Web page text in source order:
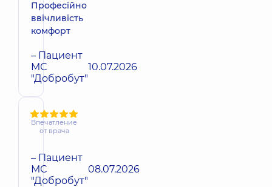
Професійно
ввічливість
комфорт
– Пациент
МС
"Добробут"
10.07.2026
Впечатление
от врача
– Пациент
МС
"Добробут"
08.07.2026